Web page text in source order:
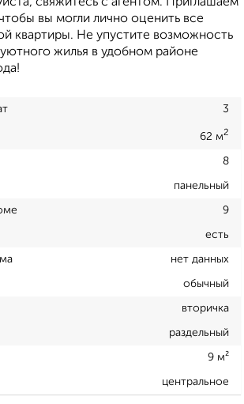
вы могли лично оценить все
квартиры. Не упустите возможность
жилья в удобном районе
3
62 м2
8
панельный
9
есть
нет данных
обычный
вторичка
раздельный
9 м²
центральное